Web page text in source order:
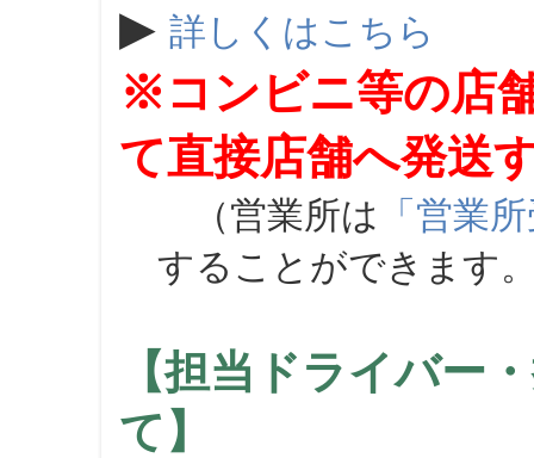
▶ 詳しくはこちら
※コンビニ等の店
て直接店舗へ発送
（営業所は 「営業
することができます
【担当ドライバー
て】